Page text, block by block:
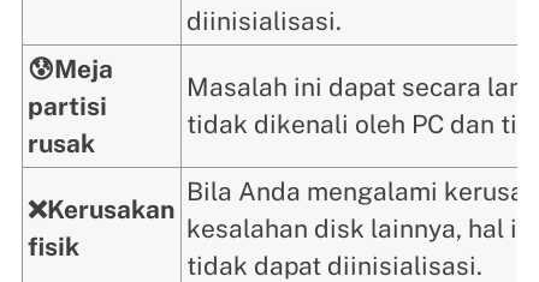
diinisialisasi.
😰Meja
partisi
rusak
Masalah ini dapat secara
tidak dikenali oleh PC dan
❌Kerusakan
fisik
Bila Anda mengalami
kesalahan disk lainnya, hal
tidak dapat diinisialisasi.